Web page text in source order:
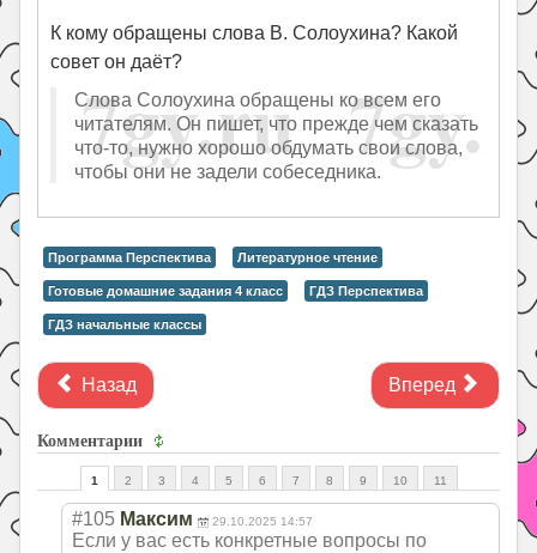
К кому обращены слова В. Солоухина? Какой
совет он даёт?
Слова Солоухина обращены ко всем его
читателям. Он пишет, что прежде чем сказать
что-то, нужно хорошо обдумать свои слова,
чтобы они не задели собеседника.
Программа Перспектива Литературное чтение
Готовые домашние задания 4 класс ГДЗ Перспектива
ГДЗ начальные классы
Назад Вперед
Комментарии
1 2 3 4 5 6 7 8 9 10 11
#105 Максим 29.10.2025 14:57
Если у вас есть конкретные вопросы по